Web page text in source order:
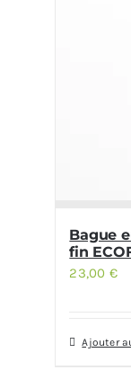
Bague
fin
23,00 €
Ajouter